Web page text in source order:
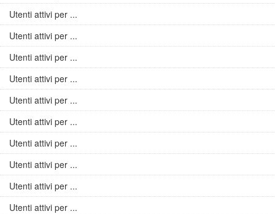
Utenti attivi per ...
Utenti attivi per ...
Utenti attivi per ...
Utenti attivi per ...
Utenti attivi per ...
Utenti attivi per ...
Utenti attivi per ...
Utenti attivi per ...
Utenti attivi per ...
Utenti attivi per ...